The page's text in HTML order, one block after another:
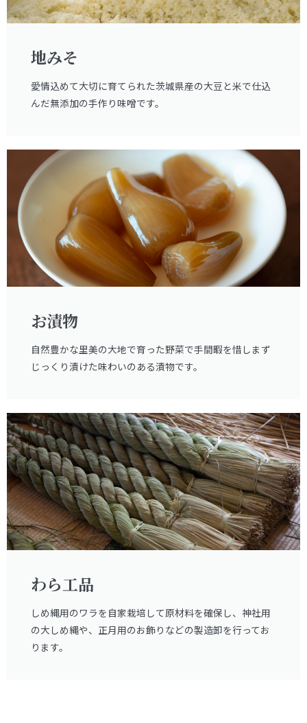
地みそ
愛情込めて大切に育てられた茨城県産の大豆と米で仕込
んだ無添加の手作り味噌です。
お漬物
自然豊かな里美の大地で育った野菜で手間暇を惜しまず
じっくり漬けた味わいのある漬物です。
わら工品
しめ縄用のワラを自家栽培して原材料を確保し、神社用
の大しめ縄や、正月用のお飾りなどの製造卸を行ってお
ります。